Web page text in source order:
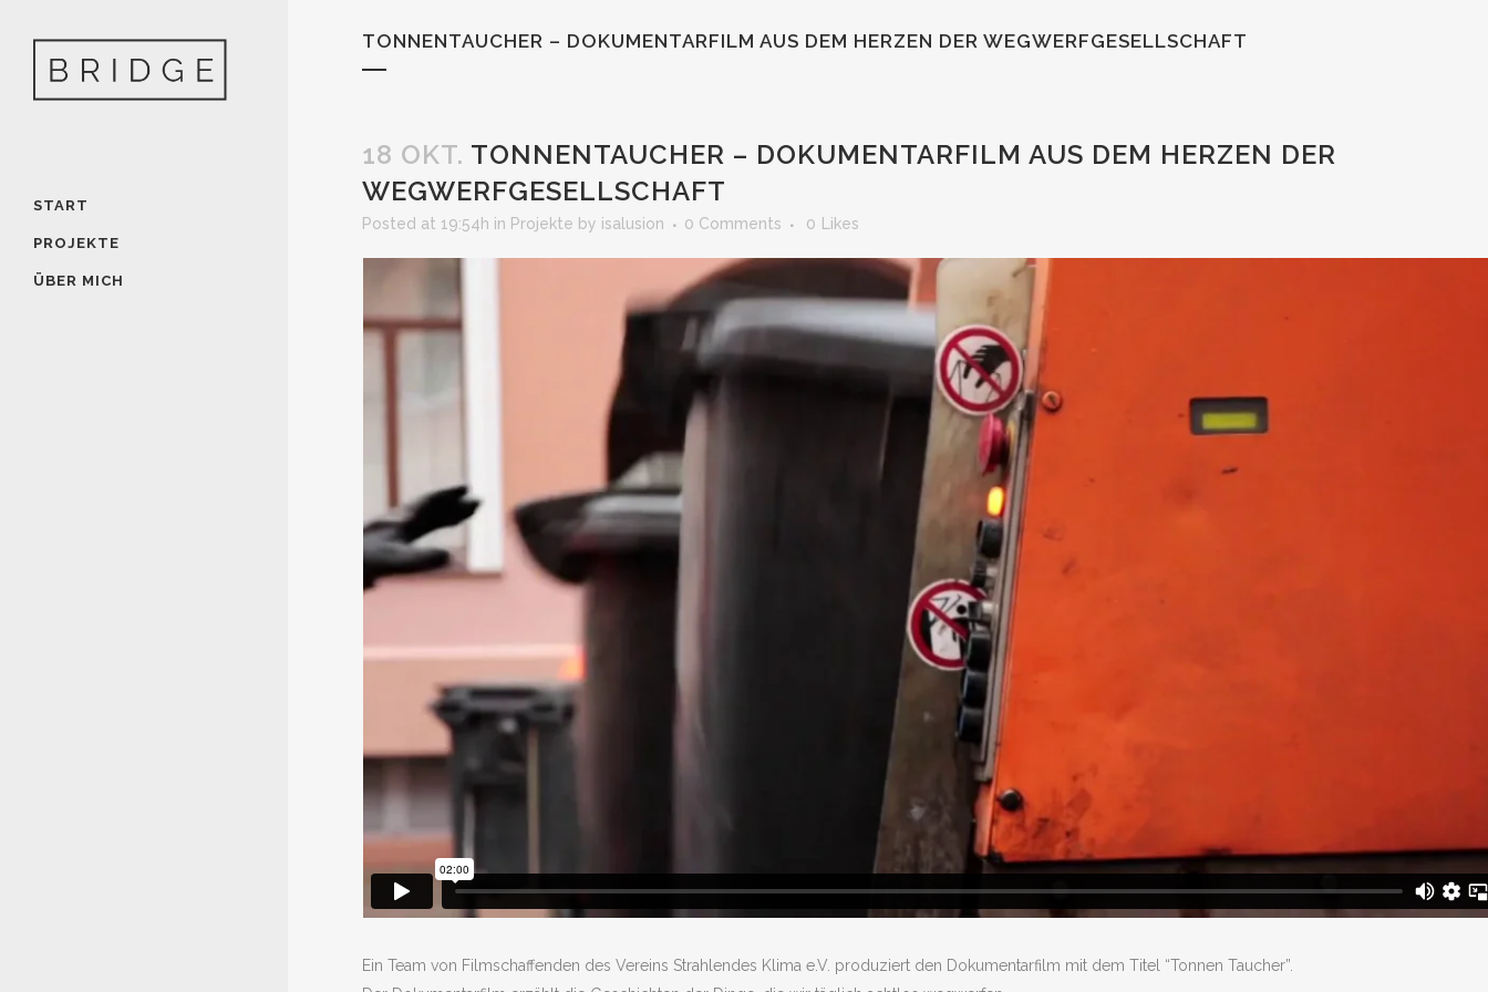
START
PROJEKTE
ÜBER MICH
TONNENTAUCHER – DOKUMENTARFILM AUS DEM HERZEN DER WEGWERFGESELLSCHAFT
18 OKT. TONNENTAUCHER – DOKUMENTARFILM AUS DEM HERZEN DER
WEGWERFGESELLSCHAFT
Posted at 19:54h in Projekte by isalusion 0 Comments 0 Likes
Ein Team von Filmschaffenden des Vereins Strahlendes Klima e.V. produziert den Dokumentarfilm mit dem Titel “Tonnen Taucher”.